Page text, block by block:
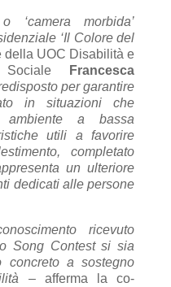
‘camera morbida’
‘Il Colore del
UOC Disabilità e
Sociale
Francesca
per garantire
in situazioni che
ambiente a bassa
utili a favorire
completato
un ulteriore
dedicati alle persone
ricevuto
Song Contest si sia
concreto a sostegno
– afferma la co-